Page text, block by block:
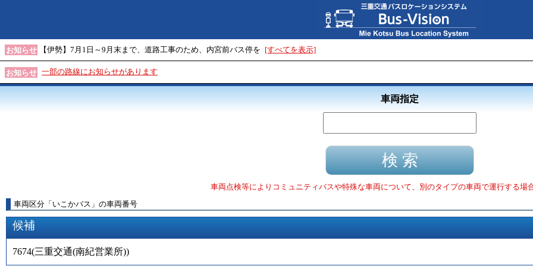
お知らせ 【伊勢】7月1日～9月末まで、道路工事のため、内宮前バス停を [すべてを表示]
お知らせ 一部の路線にお知らせがあります
車両指定
車両点検等によりコミュニティバスや特殊な車両について、別のタイプの車両で運行する場
車両区分 「 いこかバス 」 の車両番号
候補
7674(三重交通(南紀営業所))